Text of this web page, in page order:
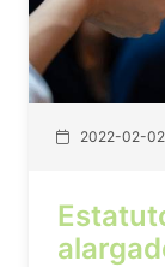
2022-02-02